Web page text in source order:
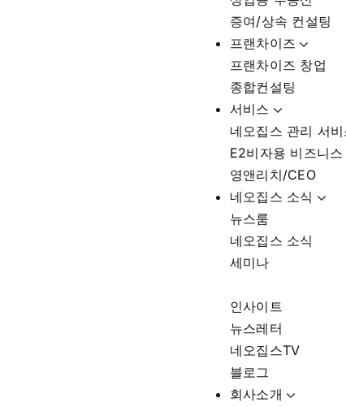
증여/상속 컨설팅
프랜차이즈
프랜차이즈 창업
종합컨설팅
서비스
네오집스 관리 서비
E2비자용 비즈니스
영앤리치/CEO
네오집스 소식
뉴스룸
네오집스 소식
세미나
인사이트
뉴스레터
네오집스TV
블로그
회사소개